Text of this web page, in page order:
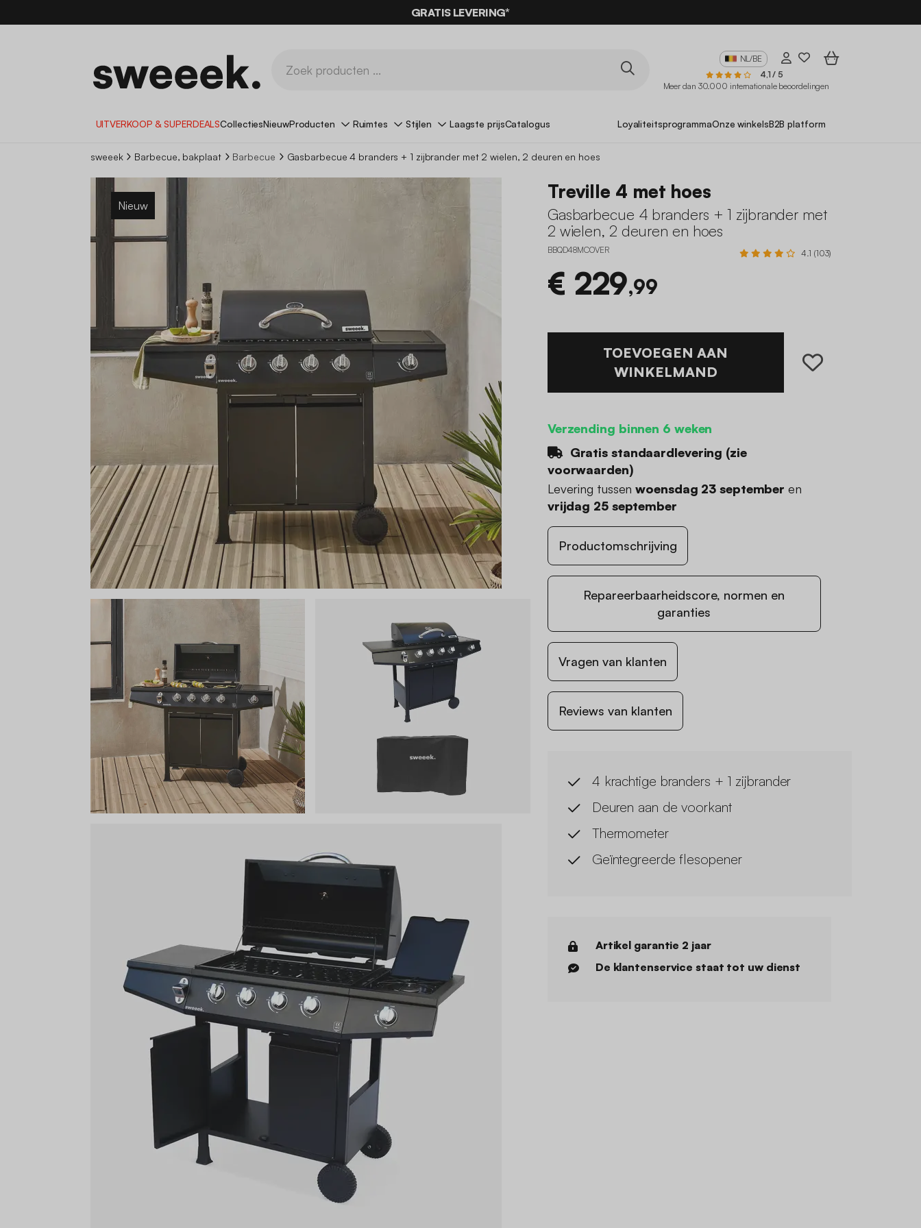
GRATIS LEVERING*
NL/BE
4,1 / 5
Meer dan 30.000 internationale beoordelingen
UITVERKOOP & SUPERDEALSCollectiesNieuwProducten Ruimtes Stijlen Laagste prijsCatalogus LoyaliteitsprogrammaOnze winkelsB2B platform
sweeek Barbecue, bakplaat Barbecue Gasbarbecue 4 branders + 1 zijbrander met 2 wielen, 2 deuren en hoes
Nieuw
Treville 4 met hoes
Gasbarbecue 4 branders + 1 zijbrander met
2 wielen, 2 deuren en hoes
BBQD48MCOVER 4.1 (103)
€ 229,99
TOEVOEGEN AAN
WINKELMAND
Verzending binnen 6 weken
Gratis standaardlevering (zie
voorwaarden)
Levering tussenwoensdag 23 september en
vrijdag 25 september
Productomschrijving
Repareerbaarheidscore, normen en
garanties
Vragen van klanten
Reviews van klanten
4 krachtige branders + 1 zijbrander
Deuren aan de voorkant
Thermometer
Geïntegreerde flesopener
Artikel garantie 2 jaar
De klantenservice staat tot uw dienst